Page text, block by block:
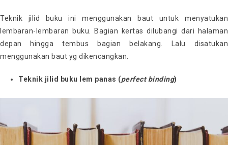
Teknik jilid buku ini menggunakan baut untuk menyatukan
lembaran-lembaran buku. Bagian kertas dilubangi dari halaman
depan hingga tembus bagian belakang. Lalu disatukan
menggunakan baut yg dikencangkan.
Teknik jilid buku lem panas (perfect binding)